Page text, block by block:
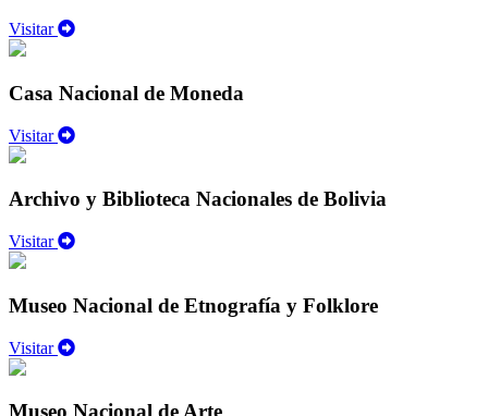
Visitar
Casa Nacional de Moneda
Visitar
Archivo y Biblioteca Nacionales de Bolivia
Visitar
Museo Nacional de Etnografía y Folklore
Visitar
Museo Nacional de Arte